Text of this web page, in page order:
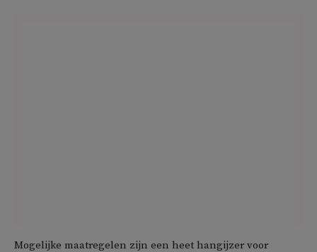
Mogelijke maatregelen zijn een heet hangijzer voor